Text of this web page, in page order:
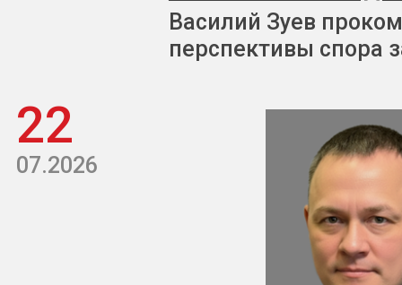
Василий Зуев
перспективы спора
22
07.2026